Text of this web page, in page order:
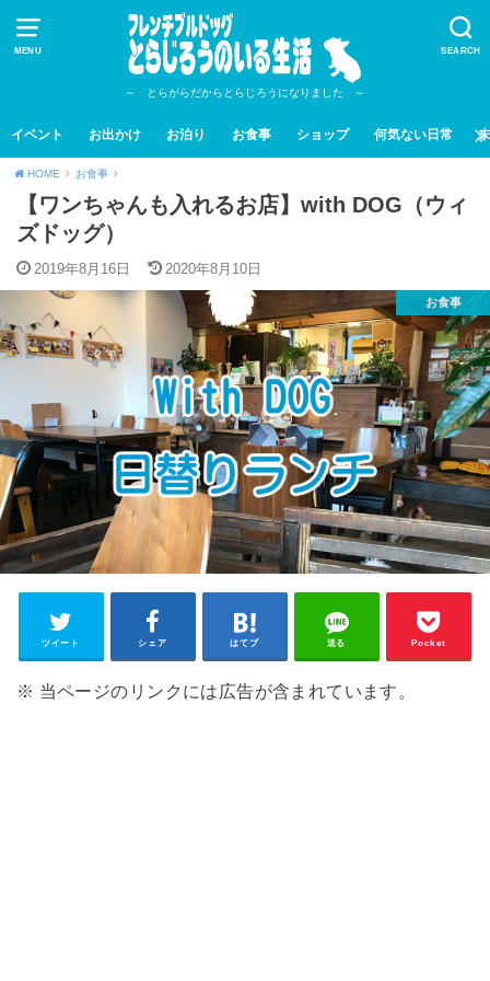
MENU SEARCH
～ とらがらだからとらじろうになりました ～
イベント お出かけ お泊り お食事 ショップ 何気ない日常
HOME お食事
【ワンちゃんも入れるお店】with DOG（ウィ
ズドッグ）
2019年8月16日 2020年8月10日
お食事
ツイート シェア はてブ 送る Pocket
※ 当ページのリンクには広告が含まれています。